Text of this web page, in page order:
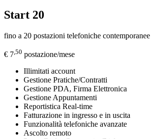
Start 20
fino a 20 postazioni telefoniche contemporanee
€ 7 ,50 postazione/mese
Illimitati account
Gestione Pratiche/Contratti
Gestione PDA, Firma Elettronica
Gestione Appuntamenti
Reportistica Real-time
Fatturazione in ingresso e in uscita
Funzionalità telefoniche avanzate
Ascolto remoto